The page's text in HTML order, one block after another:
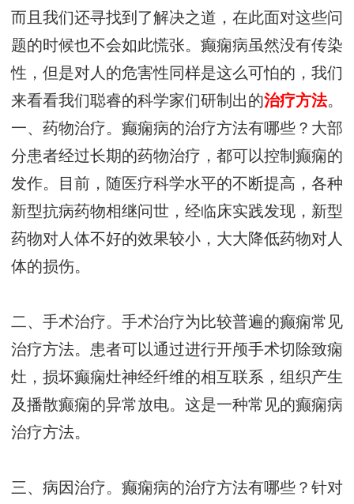
而且我们还寻找到了解决之道，在此面对这些问
题的时候也不会如此慌张。癫痫病虽然没有传染
性，但是对人的危害性同样是这么可怕的，我们
来看看我们聪睿的科学家们研制出的治疗方法。
一、药物治疗。癫痫病的治疗方法有哪些？大部
分患者经过长期的药物治疗，都可以控制癫痫的
发作。目前，随医疗科学水平的不断提高，各种
新型抗病药物相继问世，经临床实践发现，新型
药物对人体不好的效果较小，大大降低药物对人
体的损伤。
二、手术治疗。手术治疗为比较普遍的癫痫常见
治疗方法。患者可以通过进行开颅手术切除致痫
灶，损坏癫痫灶神经纤维的相互联系，组织产生
及播散癫痫的异常放电。这是一种常见的癫痫病
治疗方法。
三、病因治疗。癫痫病的治疗方法有哪些？针对